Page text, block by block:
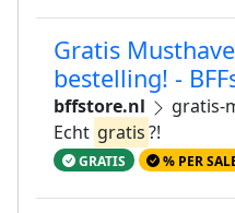
Gratis
bestelling! -
bffstore.nl
gratis-
Echt gratis?!
GRATIS % PER